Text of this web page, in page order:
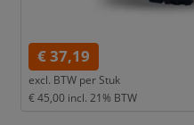
€ 37,19
excl. BTW per Stuk
€ 45,00 incl. 21% BTW